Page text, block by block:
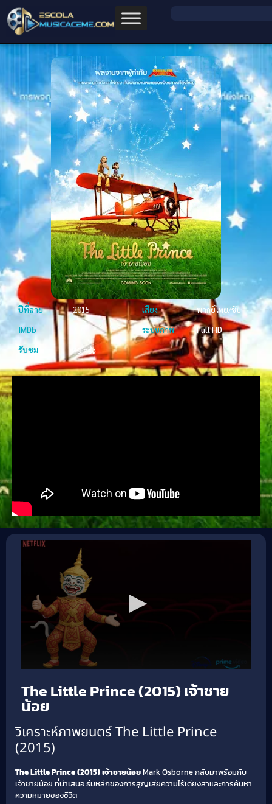
ปีที่ฉาย 2015 เสียง
พากย์ไทย/ซับ
IMDb
ระบบภาพ
Full HD
รับชม
49 ครั้ง
The Little Prince (2015) เจ้าชาย
น้อย
วิเคราะห์ภาพยนตร์ The Little Prince
(2015)
The Little Prince (2015) เจ้าชายน้อยMark Osborne กลับมาพร้อมกับ
เจ้าชายน้อย ที่นำเสนอ ธีมหลักของการสูญเสียความไร้เดียงสาและการค้นหา
ความหมายของชีวิต